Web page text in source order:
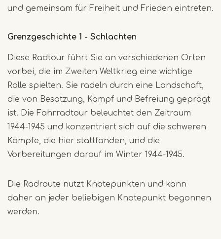
und gemeinsam für Freiheit und Frieden eintreten.
Grenzgeschichte 1 - Schlachten
Diese Radtour führt Sie an verschiedenen Orten
vorbei, die im Zweiten Weltkrieg eine wichtige
Rolle spielten. Sie radeln durch eine Landschaft,
die von Besatzung, Kampf und Befreiung geprägt
ist. Die Fahrradtour beleuchtet den Zeitraum
1944-1945 und konzentriert sich auf die schweren
Kämpfe, die hier stattfanden, und die
Vorbereitungen darauf im Winter 1944-1945.
Die Radroute nutzt Knotepunkten und kann
daher an jeder beliebigen Knotepunkt begonnen
werden.